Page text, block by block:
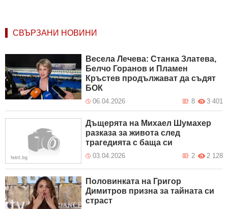
СВЪРЗАНИ НОВИНИ
Весела Лечева: Станка Златева,
Белчо Горанов и Пламен
Кръстев продължават да съдят
БОК
06.04.2026 3 401
8
Дъщерята на Михаел Шумахер
разказа за живота след
трагедията с баща си
03.04.2026 2 128
2
Половинката на Григор
Димитров призна за тайната си
страст